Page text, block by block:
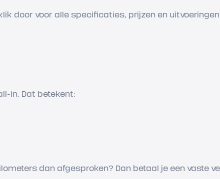
door voor alle specificaties, prijzen en
in. Dat betekent:
dan afgesproken? Dan betaal je een vaste